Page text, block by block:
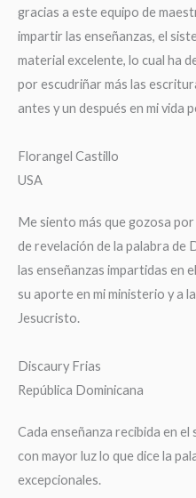
gracias a este equipo de
impartir las enseñanzas, el
material excelente, lo cual ha
por escudriñar más las
antes y un después en mi vida
Florangel Castillo
USA
Me siento más que gozosa
de revelación de la palabra de
las enseñanzas impartidas en
su aporte en mi ministerio y a
Jesucristo.
Discaury Frias
República Dominicana
Cada enseñanza recibida en
con mayor luz lo que dice la
excepcionales.